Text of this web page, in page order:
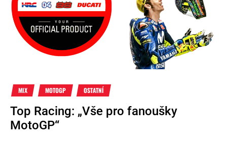
MIX MOTOGP OSTATNÍ
Top Racing: „Vše pro fanoušky
MotoGP“